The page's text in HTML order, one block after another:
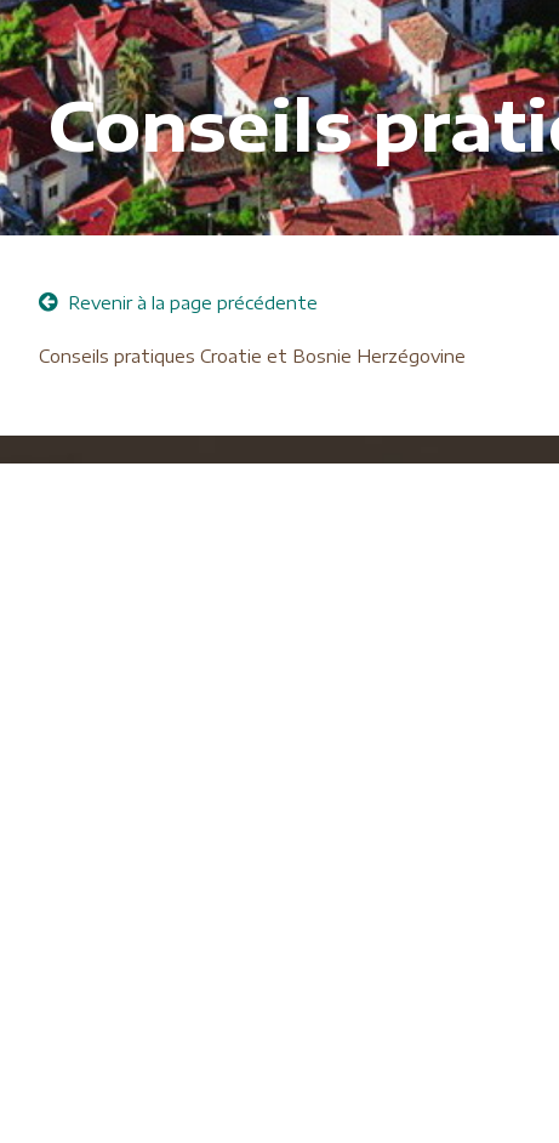
Conseils
Revenir à la page précédente
Conseils pratiques Croatie et Bosnie Herzégovine